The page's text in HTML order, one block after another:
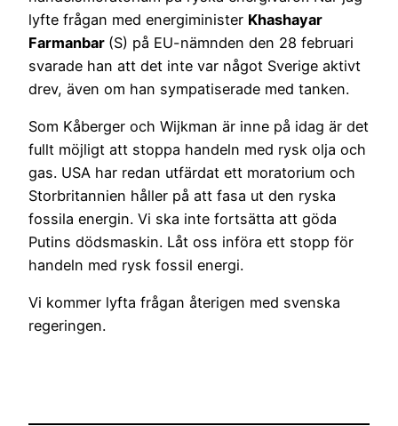
lyfte frågan med energiminister Khashayar
Farmanbar (S) på EU-nämnden den 28 februari
svarade han att det inte var något Sverige aktivt
drev, även om han sympatiserade med tanken.
Som Kåberger och Wijkman är inne på idag är det
fullt möjligt att stoppa handeln med rysk olja och
gas. USA har redan utfärdat ett moratorium och
Storbritannien håller på att fasa ut den ryska
fossila energin. Vi ska inte fortsätta att göda
Putins dödsmaskin. Låt oss införa ett stopp för
handeln med rysk fossil energi.
Vi kommer lyfta frågan återigen med svenska
regeringen.